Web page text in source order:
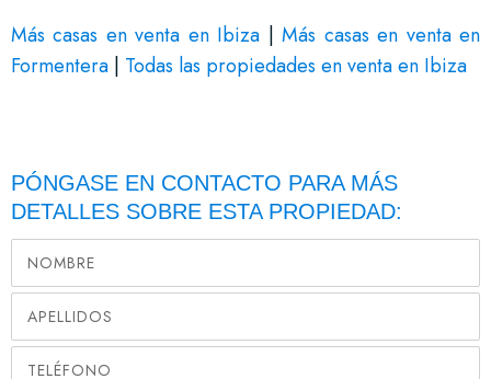
Más casas en venta en Ibiza |Más casas en venta en
Formentera | Todas las propiedades en venta en Ibiza
PÓNGASE EN CONTACTO PARA MÁS
DETALLES SOBRE ESTA PROPIEDAD: